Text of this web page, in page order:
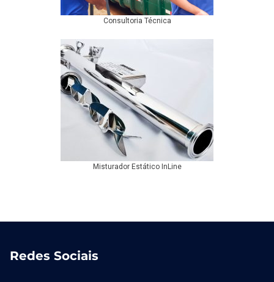
Consultoria Técnica
Misturador Estático InLine
Redes Sociais